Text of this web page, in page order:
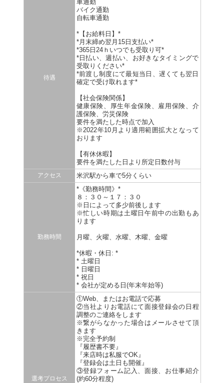
待遇
車通勤
バイク通勤
自転車通勤
*【お給料日】*
*月末締め翌月15日支払い*
*365日24ｈいつでも受取り可*
*日払い、週払い、お好きなタイミングで
受取りください*
*前渡し制度にて最短当日、遅くても翌日
確定で受け取れます*
【社会保険関係】
健康保険、厚生年金保険、雇用保険、介
護保険、労災保険
要件を満たした時点で加入
※2022年10月より適用範囲拡大となって
おります
【有休休暇】
要件を満たした日より所定日数付与
アクセス 米沢駅から車で5分くらい
勤務時間
*《勤務時間》*
８：３０～１７：３０
※日によって多少前後します
※忙しい時期は土曜日午前中の出勤もあ
ります
月曜、火曜、水曜、木曜、金曜
*休暇・休日: *
* 土曜日
* 日曜日
* 祝日
* 会社が定める日(年末年始等)
選考プロセス
①Web、またはお電話で応募
②当社よりお電話にて面接登録会の日程
調整のご連絡をします
※繋がらなかった場合はメールさせて頂
きます
※完全予約制
『履歴書不要』
『来店時は私服でOK』
『登録会は土日も開催』
③登録フォーム記入、面接、お仕事紹介
(約60分程度)